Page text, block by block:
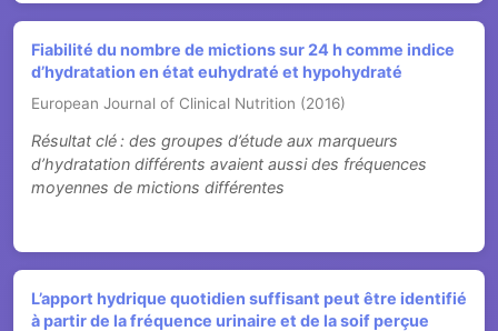
Fiabilité du nombre de mictions sur 24 h comme indice
d’hydratation en état euhydraté et hypohydraté
European Journal of Clinical Nutrition (2016)
Résultat clé : des groupes d’étude aux marqueurs
d’hydratation différents avaient aussi des fréquences
moyennes de mictions différentes
L’apport hydrique quotidien suffisant peut être identifié
à partir de la fréquence urinaire et de la soif perçue